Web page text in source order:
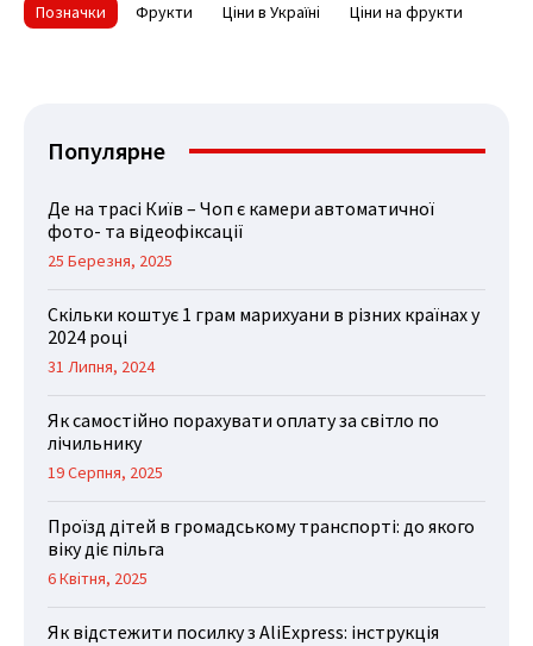
Позначки Фрукти Ціни в Україні Ціни на фрукти
Популярне
Де на трасі Київ – Чоп є камери автоматичної
фото- та відеофіксації
25 Березня, 2025
Скільки коштує 1 грам марихуани в різних країнах у
2024 році
31 Липня, 2024
Як самостійно порахувати оплату за світло по
лічильнику
19 Серпня, 2025
Проїзд дітей в громадському транспорті: до якого
віку діє пільга
6 Квітня, 2025
Як відстежити посилку з AliExpress: інструкція